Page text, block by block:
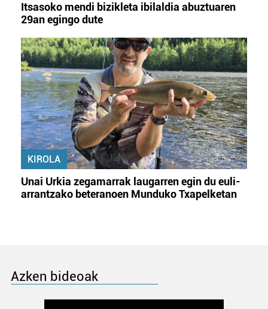
Itsasoko mendi bizikleta ibilaldia abuztuaren
29an egingo dute
KIROLA
Unai Urkia zegamarrak laugarren egin du euli-
arrantzako beteranoen Munduko Txapelketan
Azken bideoak